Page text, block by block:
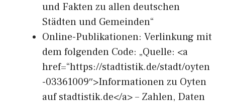
und Fakten zu allen deutschen
Städten und Gemeinden“
Online-Publikationen: Verlinkung mit
dem folgenden Code: „Quelle: <a
href=“https://stadtistik.de/stadt/oyten
-03361009″>Informationen zu Oyten
auf stadtistik.de</a> – Zahlen, Daten